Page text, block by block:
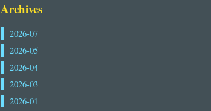
Archives
2026-07
2026-05
2026-04
2026-03
2026-01